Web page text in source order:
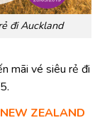
đi Auckland
mãi vé siêu rẻ đi
ZEALAND